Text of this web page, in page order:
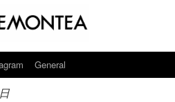
General